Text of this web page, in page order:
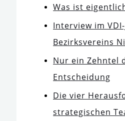
Was ist
Interview im
Bezirksvereins
Nur ein Zehntel
Entscheidung
Die vier
stra­te­gi­schen